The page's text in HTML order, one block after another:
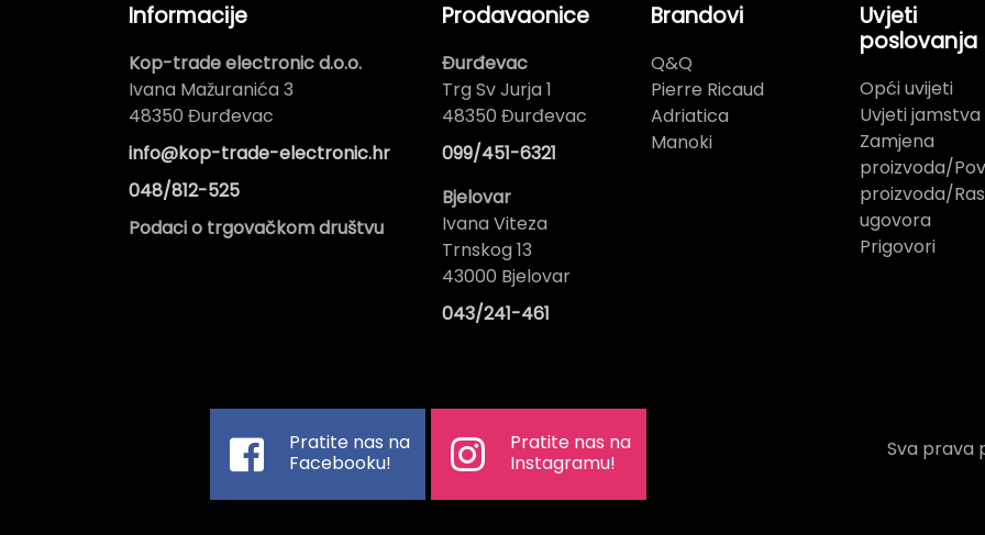
Informacije
Kop-trade electronic d.o.o.
Ivana Mažuranića 3
48350 Đurđevac
info@kop-trade-electronic.hr
048/812-525
Podaci o trgovačkom društvu
Prodavaonice
Đurđevac
Trg Sv Jurja 1
48350 Đurđevac
099/451-6321
Bjelovar
Ivana Viteza
Trnskog 13
43000 Bjelovar
043/241-461
Brandovi
Q&Q
Pierre Ricaud
Adriatica
Manoki
Uvjeti
poslovanja
Opći uvijeti
Uvjeti jamstva
Zamjena
proizvoda/
proizvoda/
ugovora
Prigovori
Pratite nas na
Facebooku!
Pratite nas na
Instagramu!
Sva prava